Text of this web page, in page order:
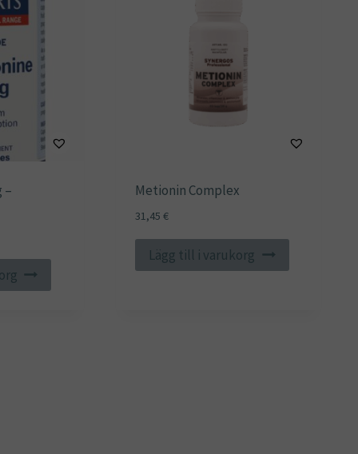
–
Metionin Complex
31,45€
Lägg till i varukorg